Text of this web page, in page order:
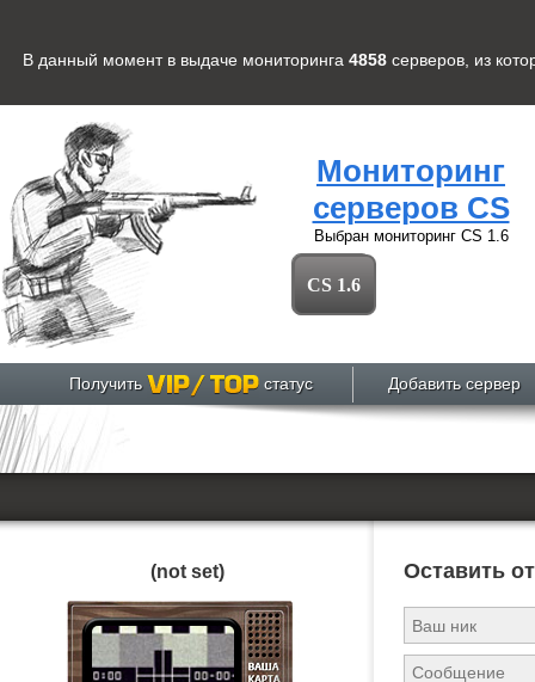
В данный момент в выдаче мониторинга 4858 серверов , из
Мониторинг
серверов CS
Выбран мониторинг CS 1.6
CS 1.6
Получить статус Добавить сервер
(not set) Оставить